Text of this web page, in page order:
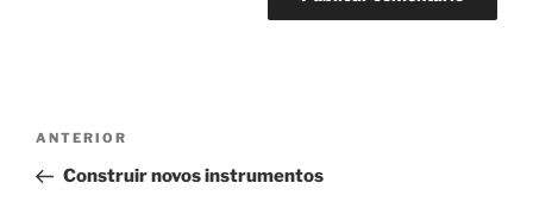
Navegação
artigos
Conteúdo
anterior
ANTERIOR
Construir novos instrumentos